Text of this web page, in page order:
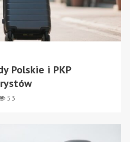
Polskie i PKP
53